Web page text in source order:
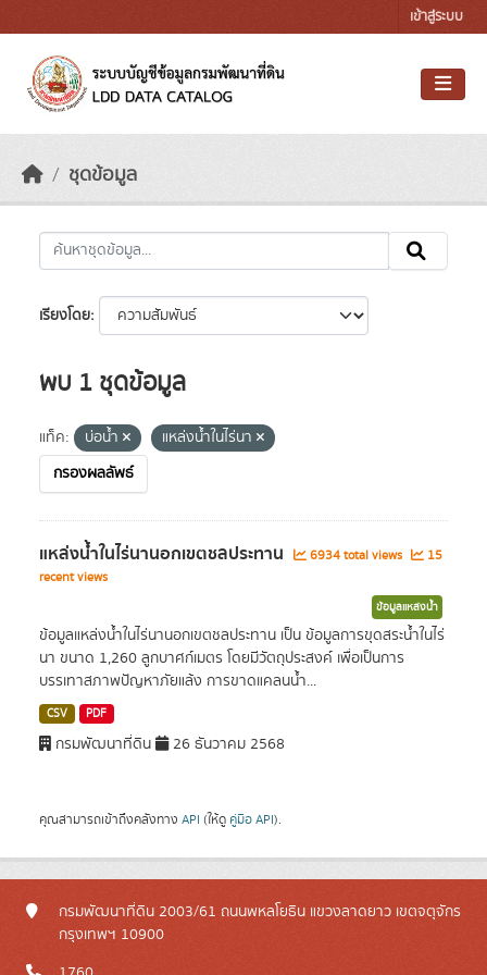
เข้าสู่ระบบ
ชุดข้อมูล
เรียงโดย
พบ 1 ชุดข้อมูล
แท็ค: บ่อน้ำ
แหล่งน้ำในไร่นา
กรองผลลัพธ์
แหล่งน้ำในไร่นานอกเขตชลประทาน 6934 total views
15
recent views
ข้อมูลแหล่งน้ำ
ข้อมูลแหล่งน้ำในไร่นานอกเขตชลประทาน เป็น ข้อมูลการขุดสระน้ำในไร่
นา ขนาด 1,260 ลูกบาศก์เมตร โดยมีวัตถุประสงค์ เพื่อเป็นการ
บรรเทาสภาพปัญหาภัยแล้ง การขาดแคลนน้ำ...
CSV PDF
กรมพัฒนาที่ดิน 26 ธันวาคม 2568
คุณสามารถเข้าถึงคลังทาง API (ให้ดู คู่มือ API).
กรมพัฒนาที่ดิน 2003/61 ถนนพหลโยธิน แขวงลาดยาว เขตจตุจักร
กรุงเทพฯ 10900